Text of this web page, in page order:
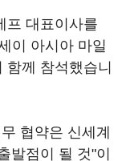
프 대표이사를
이 아시아 마일
께 참석했습니
협약은 신세계
발점이 될 것"이